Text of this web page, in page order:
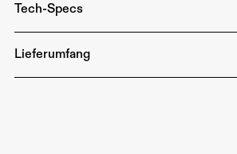
Tech-Specs
Länge: 4 Fuß (ca. 120 cm)
Leistung: 40W
Lieferumfang